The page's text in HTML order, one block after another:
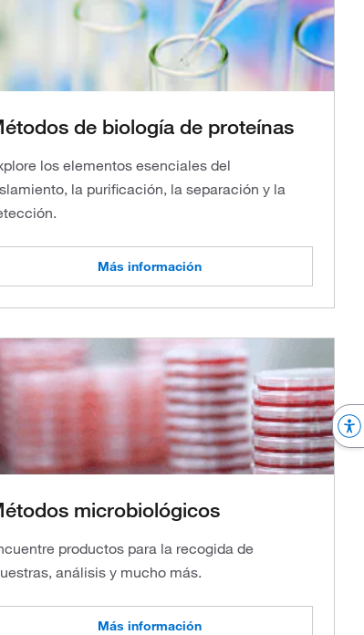
de biología de proteínas
los elementos esenciales del
la purificación, la separación y la
Más información
microbiológicos
productos para la recogida de
análisis y mucho más.
Más información